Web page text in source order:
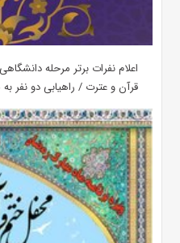
اعلام نفرات برتر مرحله
قرآن و عترت / راهیابی دو نفر